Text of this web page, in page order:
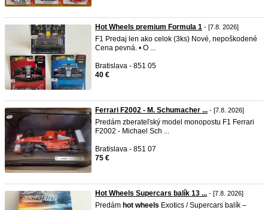
Hot Wheels premium Formula 1 - [7.8. 2026]
F1 Predaj len ako celok (3ks) Nové, nepoškodené
Cena pevná. • O ...
Bratislava - 851 05
40 €
Ferrari F2002 - M. Schumacher ... - [7.8. 2026]
Predám zberateľský model monopostu F1 Ferrari
F2002 - Michael Sch ...
Bratislava - 851 07
75 €
Hot Wheels Supercars balík 13 ... - [7.8. 2026]
Predám hot wheels Exotics / Supercars balík –